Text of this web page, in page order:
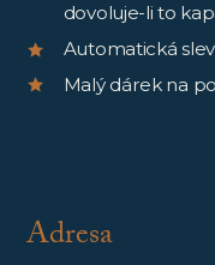
dovoluje-li to
Automatická
Malý dárek na
Adresa